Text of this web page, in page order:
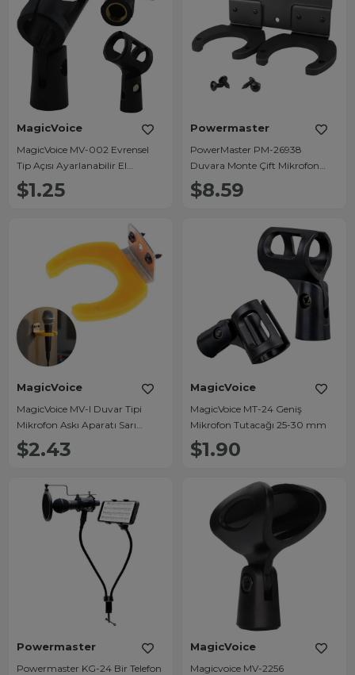
MagicVoice
MagicVoice MV-002 Evrensel
Tip Açısı Ayarlanabilir El
Mikrofon Tutucu Klips (Sehpa
Tutacağı)
$1.25
Powermaster
PowerMaster PM-26938
Duvara Monte Çift Mikrofon
Tutucu Askı Metal Gövde
$8.59
MagicVoice
MagicVoice MV-I Duvar Tipi
Mikrofon Askı Aparatı Sarı
Renkli Esnek Tutucu ve Montaj
Vida Seti
$2.43
MagicVoice
MagicVoice MT-24 Geniş
Mikrofon Tutacağı 25-30 mm
$1.90
Powermaster
Powermaster KG-24 Bir Telefon
MagicVoice
Magicvoice MV-2256